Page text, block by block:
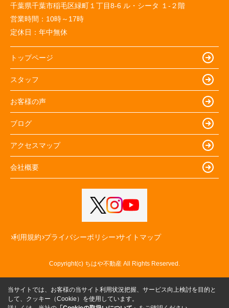
千葉県千葉市稲毛区緑町１丁目8-6 ル・シータ １-２階
営業時間： 10時～17時
定休日： 年中無休
トップページ
スタッフ
お客様の声
ブログ
アクセスマップ
会社概要
利用規約 プライバシーポリシー サイトマップ
Copyright(c) ちはや不動産 All Rights Reserved.
当サイトでは、お客様の当サイト利用状況把握、サービス向上検討を目的と
して、クッキー（Cookie）を使用しています。